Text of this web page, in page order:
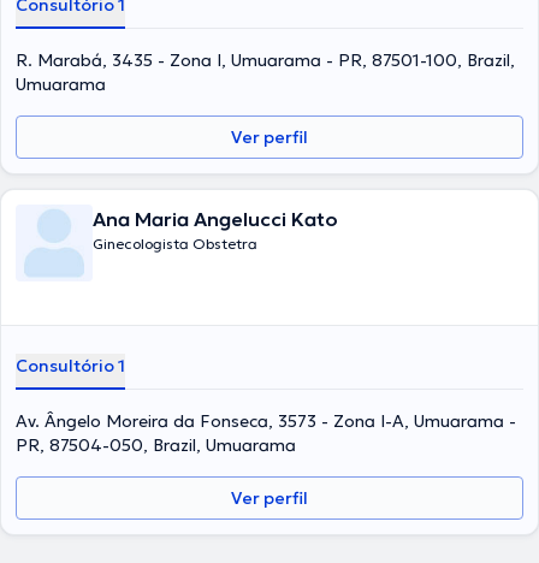
Consultório 1
R. Marabá, 3435 - Zona I, Umuarama - PR, 87501-100, Brazil,
Umuarama
Ver perfil
Ana Maria Angelucci Kato
Ginecologista Obstetra
Consultório 1
Av. Ângelo Moreira da Fonseca, 3573 - Zona I-A, Umuarama -
PR, 87504-050, Brazil, Umuarama
Ver perfil